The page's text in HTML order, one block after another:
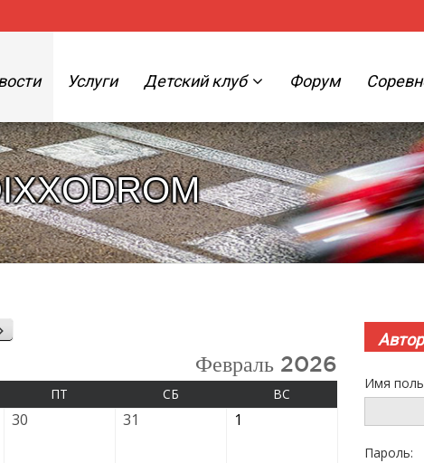
Услуги Детский клуб Форум
Февраль 2026
ПТ СБСУББОТА ВС ВОСКРЕСЕНЬЕ
30 31 1
Имя
Пароль: